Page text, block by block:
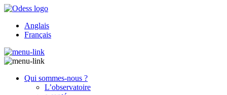
Anglais
Français
Qui sommes-nous ?
L’observatoire